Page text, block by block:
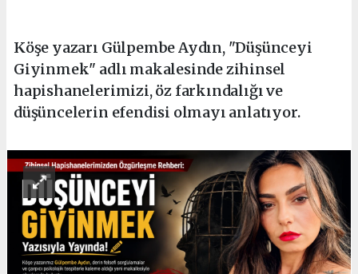
Köşe yazarı Gülpembe Aydın, "Düşünceyi
Giyinmek" adlı makalesinde zihinsel
hapishanelerimizi, öz farkındalığı ve
düşüncelerin efendisi olmayı anlatıyor.